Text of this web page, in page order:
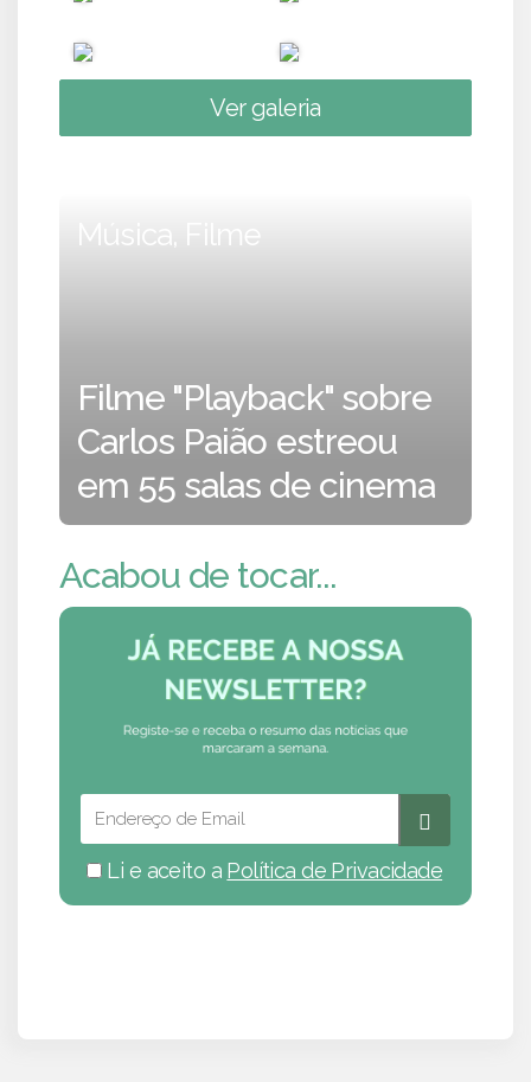
Ver galeria
Música, Filme
Filme "Playback" sobre
Carlos Paião estreou
em 55 salas de cinema
Acabou de tocar...
Li e aceito a Política de Privacidade